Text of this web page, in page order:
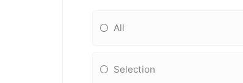
All
Selection